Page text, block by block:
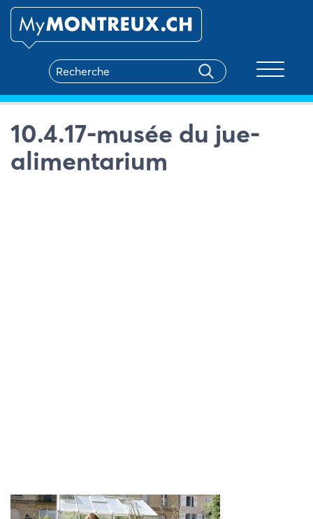
10.4.17-musée du jue-
alimentarium